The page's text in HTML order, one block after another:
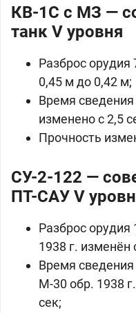
КВ-1С с МЗ —
танк V уровня
Разброс
0,45 м до 0,42 м;
Время
изменено с 2,5
Прочность
СУ-2-122 —
ПТ-САУ V
Разброс
1938 г. изменён
Время
М-30 обр. 1938
сек;